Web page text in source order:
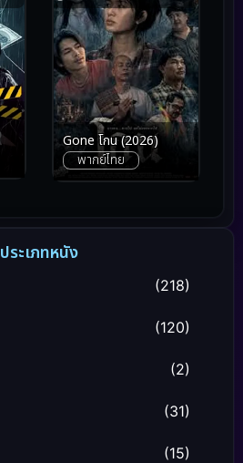
Gone โกน (2026)
พากย์ไทย
ประเภทหนัง
(218)
(120)
(2)
(31)
(15)